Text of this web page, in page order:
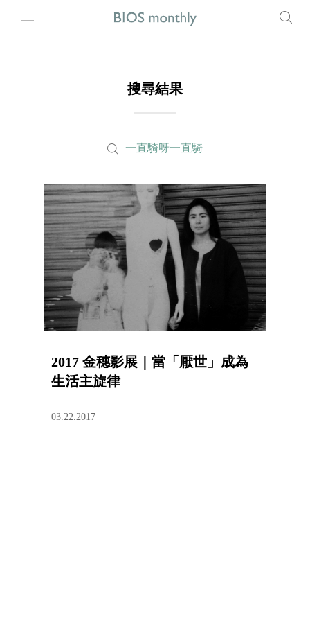
搜尋結果
一直騎呀一直騎
2017 金穗影展｜當「厭世」成為
生活主旋律
03.22.2017